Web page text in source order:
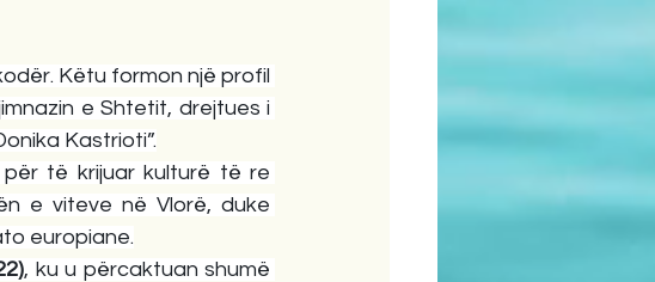
Këtu formon një profil
e Shtetit, drejtues i
Kastrioti”.
të krijuar kulturë të re
e viteve në Vlorë, duke
europiane.
, ku u përcaktuan shumë